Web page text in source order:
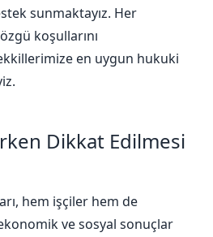
sunmaktayız. Her
koşullarını
en uygun hukuki
Dikkat Edilmesi
hem işçiler hem de
ve sosyal sonuçlar